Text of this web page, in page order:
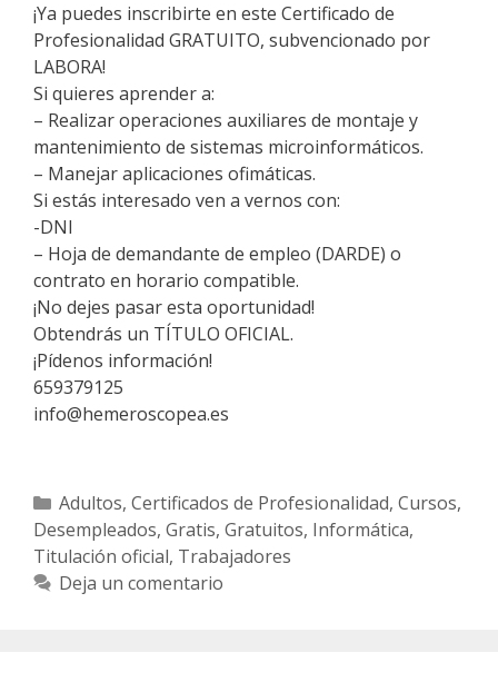
¡Ya puedes inscribirte en este Certificado de
Profesionalidad GRATUITO, subvencionado por
LABORA!
Si quieres aprender a:
– Realizar operaciones auxiliares de montaje y
mantenimiento de sistemas microinformáticos.
– Manejar aplicaciones ofimáticas.
Si estás interesado ven a vernos con:
-DNI
– Hoja de demandante de empleo (DARDE) o
contrato en horario compatible.
¡No dejes pasar esta oportunidad!
Obtendrás un TÍTULO OFICIAL.
¡Pídenos información!
659379125
info@hemeroscopea.es
Categorías
Adultos, Certificados de Profesionalidad, Cursos,
Desempleados, Gratis, Gratuitos, Informática,
Titulación oficial, Trabajadores
Deja un comentario